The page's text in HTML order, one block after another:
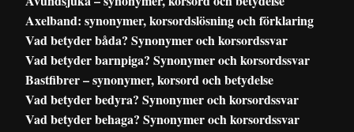
Axelband: synonymer, korsordslösning och förklaring
Vad betyder båda? Synonymer och korsordssvar
Vad betyder barnpiga? Synonymer och korsordssvar
Bastfibrer – synonymer, korsord och betydelse
Vad betyder bedyra? Synonymer och korsordssvar
Vad betyder behaga? Synonymer och korsordssvar